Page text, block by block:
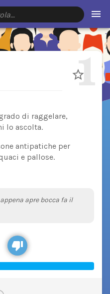
1
di raggelare,
lo ascolta.
antipatiche per
e pallose.
apre bocca fa il